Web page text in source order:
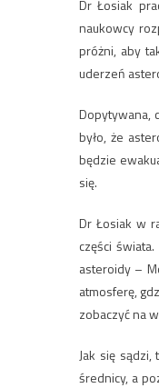
Dr Łosiak
naukowcy
próżni, aby
uderzeń
Dopytywana,
było, że
będzie
się.
Dr Łosiak w
części
asteroidy –
atmosferę,
zobaczyć na
Jak się
średnicy, a